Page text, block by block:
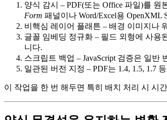
양식 감시 – PDF(또는 Office 파일)를 원
Form 패널이나 Word/Excel용
비핵심 레이어 플래튼 – 배경 이미지나
글꼴 임베딩 정규화 – 필드 외형에 사용
니다.
스크립트 백업 – JavaScript 검증은 일
일관된 버전 지정 – PDF는 1.4, 1.5, 1.7
이 작업을 한 번 해두면 특히 배치 처리 시 시